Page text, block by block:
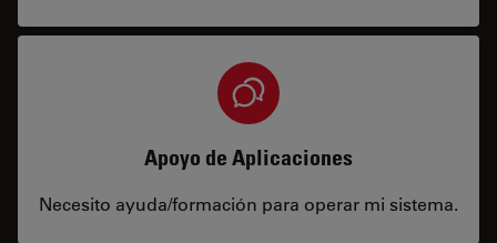
Apoyo de Aplicaciones
Necesito ayuda/formación para operar mi sistema.